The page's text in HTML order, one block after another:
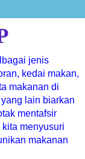
jenis
kedai makan,
makanan di
lain biarkan
mentafsir
menyusuri
makanan